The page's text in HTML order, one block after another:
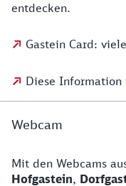
entdecken.
Gastein Card:
Diese Information
Webcam
Mit den Webcams
Hofgastein,